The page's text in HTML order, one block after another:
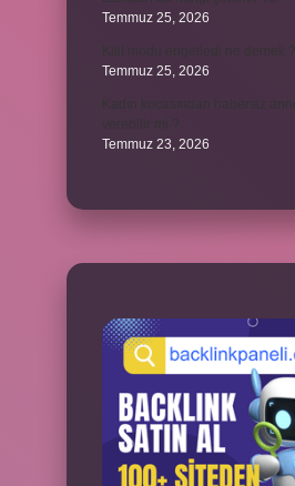
Temmuz 25, 2026
Temmuz 25, 2026
Temmuz 23, 2026